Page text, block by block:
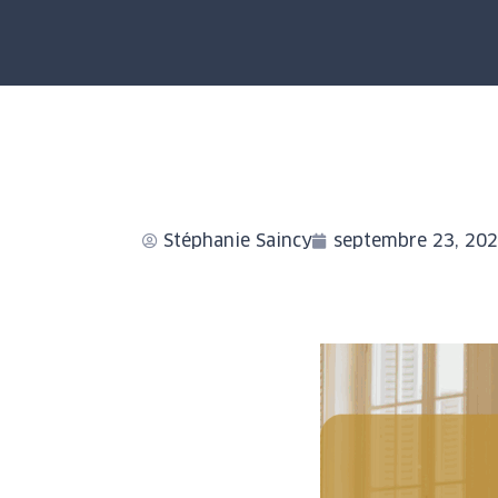
Stéphanie Saincy septembre 23,